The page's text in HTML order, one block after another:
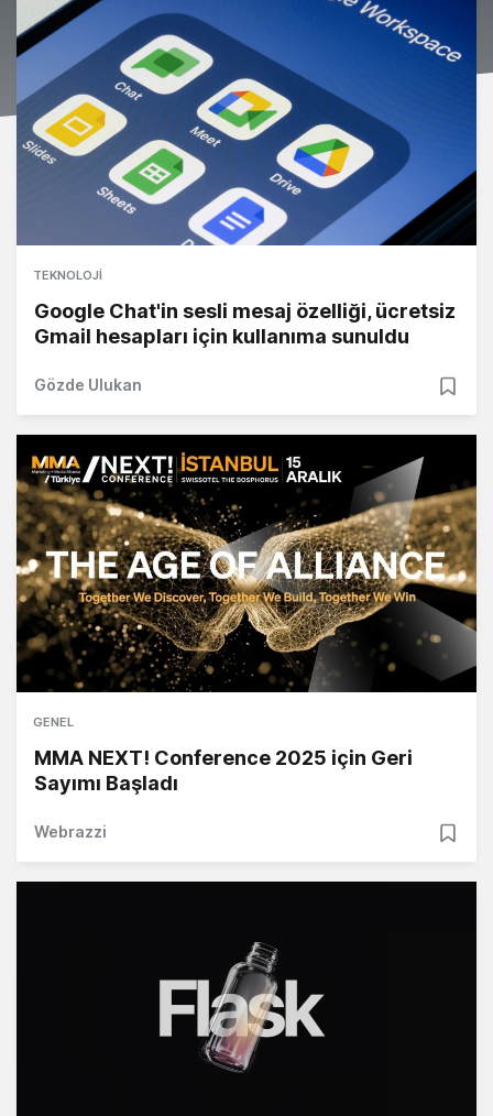
TEKNOLOJI
Google Chat'in sesli mesaj özelliği, ücretsiz
Gmail hesapları için kullanıma sunuldu
Gözde Ulukan
GENEL
MMA NEXT! Conference 2025 için Geri
Sayımı Başladı
Webrazzi